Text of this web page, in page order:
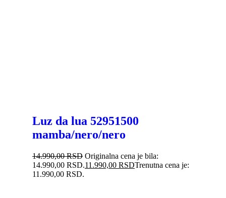
Luz da lua 52951500
mamba/nero/nero
14.990,00RSD Originalna cena je bila:
14.990,00 RSD.11.990,00 RSDTrenutna cena je:
11.990,00 RSD.